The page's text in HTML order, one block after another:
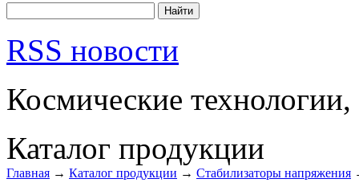
RSS новости
Космические технологии,
Каталог продукции
Главная → Каталог продукции → Стабилизаторы напряжения